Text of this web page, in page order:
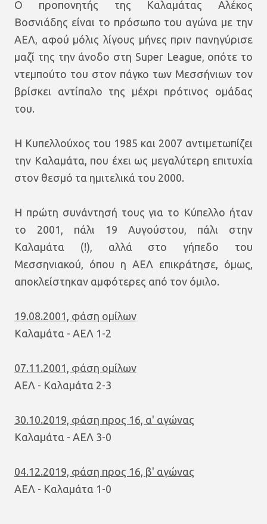
Ο προπονητής της Καλαμάτας Αλέκος
Βοσνιάδης είναι το πρόσωπο του αγώνα με την
ΑΕΛ, αφού μόλις λίγους μήνες πριν πανηγύρισε
μαζί της την άνοδο στη Super League, οπότε το
ντεμπούτο του στον πάγκο των Μεσσήνιων τον
βρίσκει αντίπαλο της μέχρι πρότινος ομάδας
του.
Η Κυπελλούχος του 1985 και 2007 αντιμετωπίζει
την Καλαμάτα, που έχει ως μεγαλύτερη επιτυχία
στον θεσμό τα ημιτελικά του 2000.
Η πρώτη συνάντησή τους για το Κύπελλο ήταν
το 2001, πάλι 19 Αυγούστου, πάλι στην
Καλαμάτα (!), αλλά στο γήπεδο του
Μεσσηνιακού, όπου η ΑΕΛ επικράτησε, όμως,
αποκλείστηκαν αμφότερες από τον όμιλο.
19.08.2001, φάση ομίλων
Καλαμάτα - ΑΕΛ 1-2
07.11.2001, φάση ομίλων
ΑΕΛ - Καλαμάτα 2-3
30.10.2019, φάση προς 16, α' αγώνας
Καλαμάτα - ΑΕΛ 3-0
04.12.2019, φάση προς 16, β' αγώνας
ΑΕΛ - Καλαμάτα 1-0